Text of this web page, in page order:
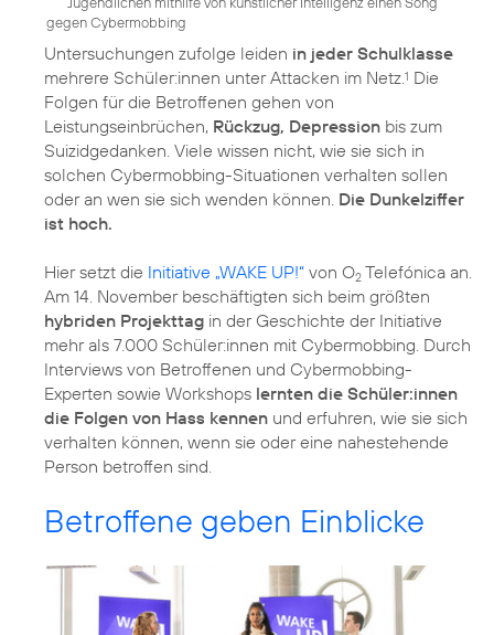
gegen Cybermobbing
Untersuchungen zufolge leiden in jeder Schulklasse
mehrere Schüler:innen unter Attacken im Netz.1 Die
Folgen für die Betroffenen gehen von
Leistungseinbrüchen, Rückzug, Depression bis zum
Suizidgedanken. Viele wissen nicht, wie sie sich in
solchen Cybermobbing-Situationen verhalten sollen
oder an wen sie sich wenden können. Die Dunkelziffer
ist hoch.
Hier setzt die Initiative „WAKE UP!“ von O2 Telefónica an.
Am 14. November beschäftigten sich beim größten
hybriden Projekttag in der Geschichte der Initiative
mehr als 7.000 Schüler:innen mit Cybermobbing. Durch
Interviews von Betroffenen und Cybermobbing-
Experten sowie Workshops lernten die Schüler:innen
die Folgen von Hass kennen und erfuhren, wie sie sich
verhalten können, wenn sie oder eine nahestehende
Person betroffen sind.
Betroffene geben Einblicke